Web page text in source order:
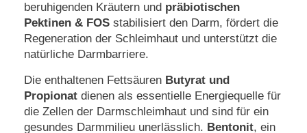
beruhigenden Kräutern und präbiotischen
Pektinen & FOSstabilisiert den Darm, fördert die
Regeneration der Schleimhaut und unterstützt die
natürliche Darmbarriere.
Die enthaltenen Fettsäuren Butyrat und
Propionatdienen als essentielle Energiequelle für
die Zellen der Darmschleimhaut und sind für ein
gesundes Darmmilieu unerlässlich. Bentonit, ein